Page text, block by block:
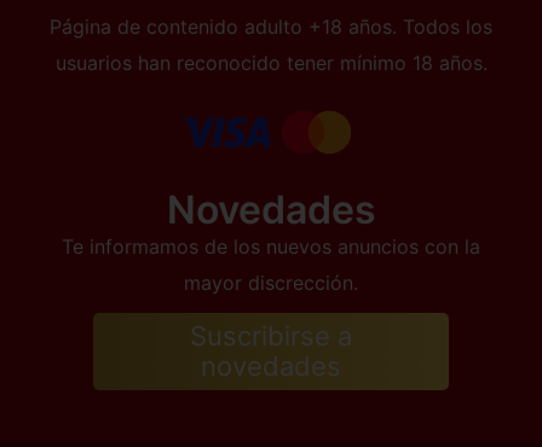
Página de contenido adulto +18 años. Todos los
usuarios han reconocido tener mínimo 18 años.
Novedades
Te informamos de los nuevos anuncios con la
mayor discrección.
Suscribirse a
novedades